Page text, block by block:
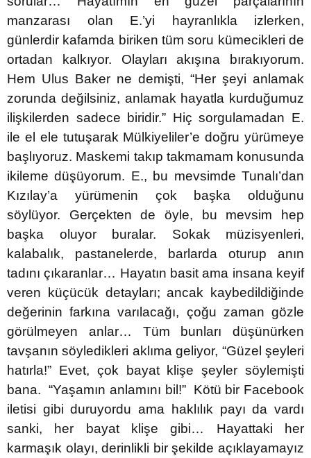
manzarası olan E.’yi hayranlıkla izlerken,
günlerdir kafamda biriken tüm soru kümecikleri de
ortadan kalkıyor. Olayları akışına bırakıyorum.
Hem Ulus Baker ne demişti, “Her şeyi anlamak
zorunda değilsiniz, anlamak hayatla kurduğumuz
ilişkilerden sadece biridir.” Hiç sorgulamadan E.
ile el ele tutuşarak Mülkiyeliler’e doğru yürümeye
başlıyoruz. Maskemi takıp takmamam konusunda
ikileme düşüyorum. E., bu mevsimde Tunalı’dan
Kızılay’a yürümenin çok başka olduğunu
söylüyor. Gerçekten de öyle, bu mevsim hep
başka oluyor buralar. Sokak müzisyenleri,
kalabalık, pastanelerde, barlarda oturup anın
tadını çıkaranlar… Hayatın basit ama insana keyif
veren küçücük detayları; ancak kaybedildiğinde
değerinin farkına varılacağı, çoğu zaman gözle
görülmeyen anlar… Tüm bunları düşünürken
tavşanın söyledikleri aklıma geliyor, “Güzel şeyleri
hatırla!” Evet, çok bayat klişe şeyler söylemişti
bana. “Yaşamın anlamını bil!” Kötü bir Facebook
iletisi gibi duruyordu ama haklılık payı da vardı
sanki, her bayat klişe gibi… Hayattaki her
karmaşık olayı, derinlikli bir şekilde açıklayamayız